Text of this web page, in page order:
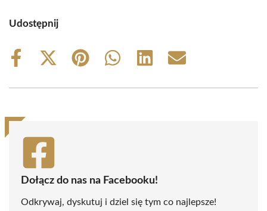
Udostępnij
Share
Share
(Twitter)
Share
Share
Share
Share
Dołącz do nas na Facebooku!
Odkrywaj, dyskutuj i dziel się tym co najlepsze!